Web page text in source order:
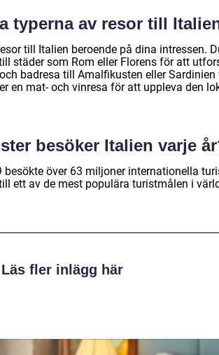
typerna av resor till
till Italien beroende på dina intressen.
städer som Rom eller Florens för att
badresa till Amalfikusten eller Sardinien
en mat- och vinresa för att uppleva den
besöker Italien varje
över 63 miljoner internationella
ett av de mest populära turistmålen i
Läs fler inlägg här